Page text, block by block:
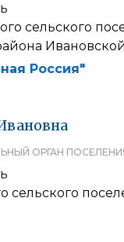
сельского
Россия"
ОРГАН
сельского